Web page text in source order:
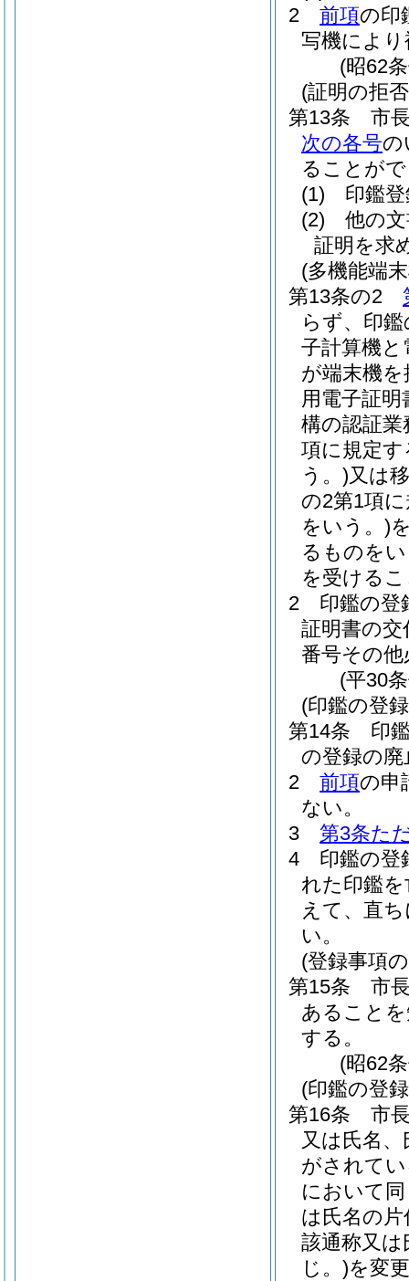
2
前項の印
写機によ
(昭62
(証明の拒
第13条
市
次の各号の
ることが
(1)
印鑑
(2)
他の
証明を求
(多機能端
第13条の2
らず、印
子計算機
が端末機
用電子証明
構の認証
項に規定
う。)又は
の2第1項
をいう。)
るものを
を受ける
2
印鑑の登
証明書の
番号その
(平30
(印鑑の登
第14条
印
の登録の
2
前項の申
ない。
3
第3条た
4
印鑑の登
れた印鑑
えて、直
い。
(登録事項
第15条
市
あること
する。
(昭62
(印鑑の登
第16条
市
又は氏名、
がされて
において
は氏名の
該通称又
じ。)を変